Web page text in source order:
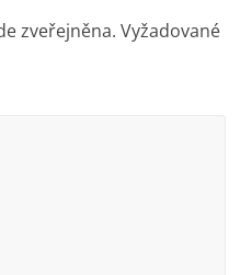
zveřejněna. Vyžadované